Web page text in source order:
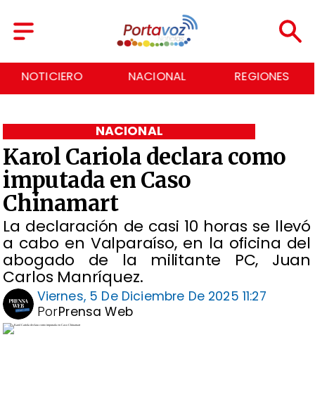
NOTICIERO NACIONAL REGIONES
Karol Cariola declara como
imputada en Caso
Chinamart
La declaración de casi 10 horas se llevó
a cabo en Valparaíso, en la oficina del
abogado de la militante PC, Juan
Carlos Manríquez.
NACIONAL
Viernes, 5 De Diciembre De 2025 11:27
Prensa Web
Por